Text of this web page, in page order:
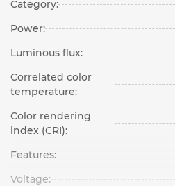
Category:
Power:
Luminous flux:
Correlated color
temperature:
Color rendering
index (CRI):
Features:
Voltage: